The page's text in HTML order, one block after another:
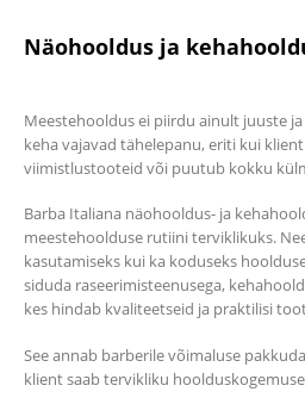
Näohooldus ja
Meestehooldus ei piirdu ainult juuste
keha vajavad tähelepanu, eriti kui
viimistlustooteid või puutub kokku
Barba Italiana näohooldus- ja
meestehoolduse rutiini terviklikuks.
kasutamiseks kui ka koduseks
siduda raseerimisteenusega,
kes hindab kvaliteetseid ja praktilisi
See annab barberile võimaluse
klient saab tervikliku